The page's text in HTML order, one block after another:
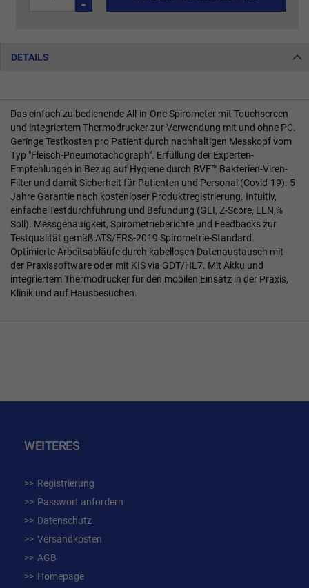
-
DETAILS
Das einfach zu bedienende All-in-One Spirometer mit Touchscreen
und integriertem Thermodrucker zur Verwendung mit und ohne PC.
Geringe Testkosten pro Patient durch nachhaltigen Messkopf vom
Typ "Fleisch-Pneumotachograph". Erfüllung der Experten-
Empfehlungen in Bezug auf Hygiene durch BVF™ Bakterien-Viren-
Filter und damit Sicherheit für Patienten und Personal (Covid-19). 5
Jahre Garantie nach kostenloser Produktregistrierung. Intuitiv,
einfache Testdurchführung und Befundung (GLI, Z-Score, LLN,%
Soll). Messgenauigkeit, Spirometrieberichte und Feedbacks zur
Testqualität gemäß ATS/ERS-2019 Spirometrie-Standard.
Optimierte Arbeitsabläufe durch kabellosen Datenaustausch mit
der Praxissoftware oder mit KIS via GDT/HL7. Mit Akku und
integriertem Thermodrucker für den mobilen Einsatz in der Praxis,
Klinik und auf Hausbesuchen.
WEITERES
Registrierung
Passwort anfordern
Datenschutz
Versandkosten
AGB
Homepage